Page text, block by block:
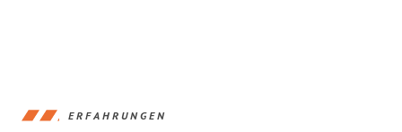
ERFAHRUNGEN